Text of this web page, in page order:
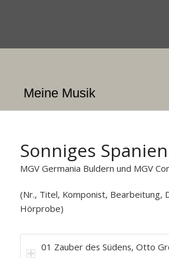
Meine Musik
Sonniges Spanien
MGV Germania Buldern und MGV
(Nr., Titel, Komponist, Bearbeitung,
Hörprobe)
01 Zauber des Südens, Otto